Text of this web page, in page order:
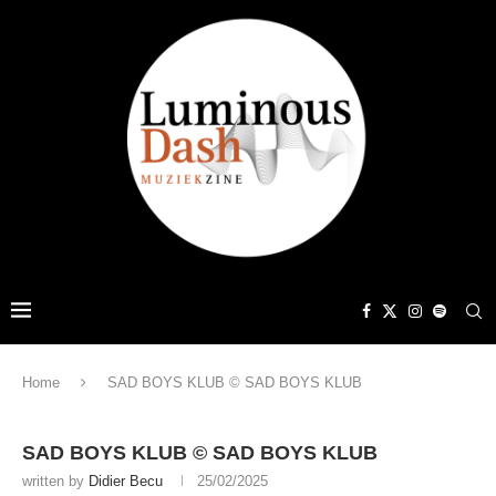
Home SAD BOYS KLUB © SAD BOYS KLUB
SAD BOYS KLUB © SAD BOYS KLUB
written by Didier Becu 25/02/2025